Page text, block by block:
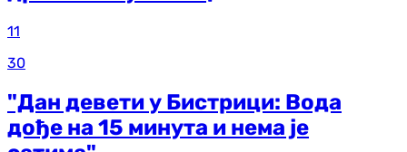
11
30
"Дан девети у Бистрици: Вода
дође на 15 минута и нема је